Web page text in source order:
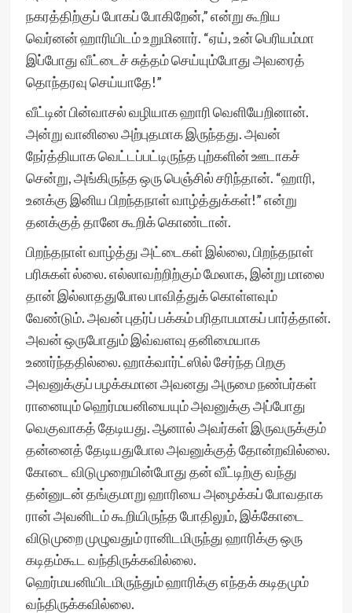
நகரத்திற்குப் போகப் போகிறேன்,” என்று கூறிய
வெர்னன் ஹாரியிடம் உறுமினார். “ஏய், உன் பெரியம்மா
இப்போது வீட்டைச் சுத்தம் செய்யும்போது அவரைத்
தொந்தரவு செய்யாதே!”
வீட்டின் பின்வாசல் வழியாக ஹாரி வெளியேறினான்.
அன்று வானிலை அற்புதமாக இருந்தது. அவன்
நேர்த்தியாக வெட்டப்பட்டிருந்த புற்களின் ஊடாகச்
சென்று, அங்கிருந்த ஒரு பெஞ்சில் சரிந்தான். “ஹாரி,
உனக்கு இனிய பிறந்தநாள் வாழ்த்துக்கள்!” என்று
தனக்குத் தானே கூறிக் கொண்டான்.
பிறந்தநாள் வாழ்த்து அட்டைகள் இல்லை, பிறந்தநாள்
பரிசுகள் ல்லை. எல்லாவற்றிற்கும் மேலாக, இன்று மாலை
தான் இல்லாததுபோல பாவித்துக் கொள்ளவும்
வேண்டும். அவன் புதர்ப் பக்கம் பரிதாபமாகப் பார்த்தான்.
அவன் ஒருபோதும் இவ்வளவு தனிமையாக
உணர்ந்ததில்லை. ஹாக்வார்ட்ஸில் சேர்ந்த பிறகு
அவனுக்குப் பழக்கமான அவனது அருமை நண்பர்கள்
ரானையும் ஹெர்மயனியையும் அவனுக்கு அப்போது
வெகுவாகத் தேடியது. ஆனால் அவர்கள் இருவருக்கும்
தன்னைத் தேடியதுபோல அவனுக்குத் தோன்றவில்லை.
கோடை விடுமுறையின்போது தன் வீட்டிற்கு வந்து
தன்னுடன் தங்குமாறு ஹாரியை அழைக்கப் போவதாக
ரான் அவனிடம் கூறியிருந்த போதிலும், இக்கோடை
விடுமுறை முழுவதும் ரானிடமிருந்து ஹாரிக்கு ஒரு
கடிதம்கூட வந்திருக்கவில்லை.
ஹெர்மயனியிடமிருந்தும் ஹாரிக்கு எந்தக் கடிதமும்
வந்திருக்கவில்லை.